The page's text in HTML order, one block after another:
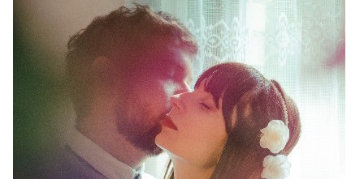
妊娠/出産/家族
ココロ/カラダ
グルメ
トラベル